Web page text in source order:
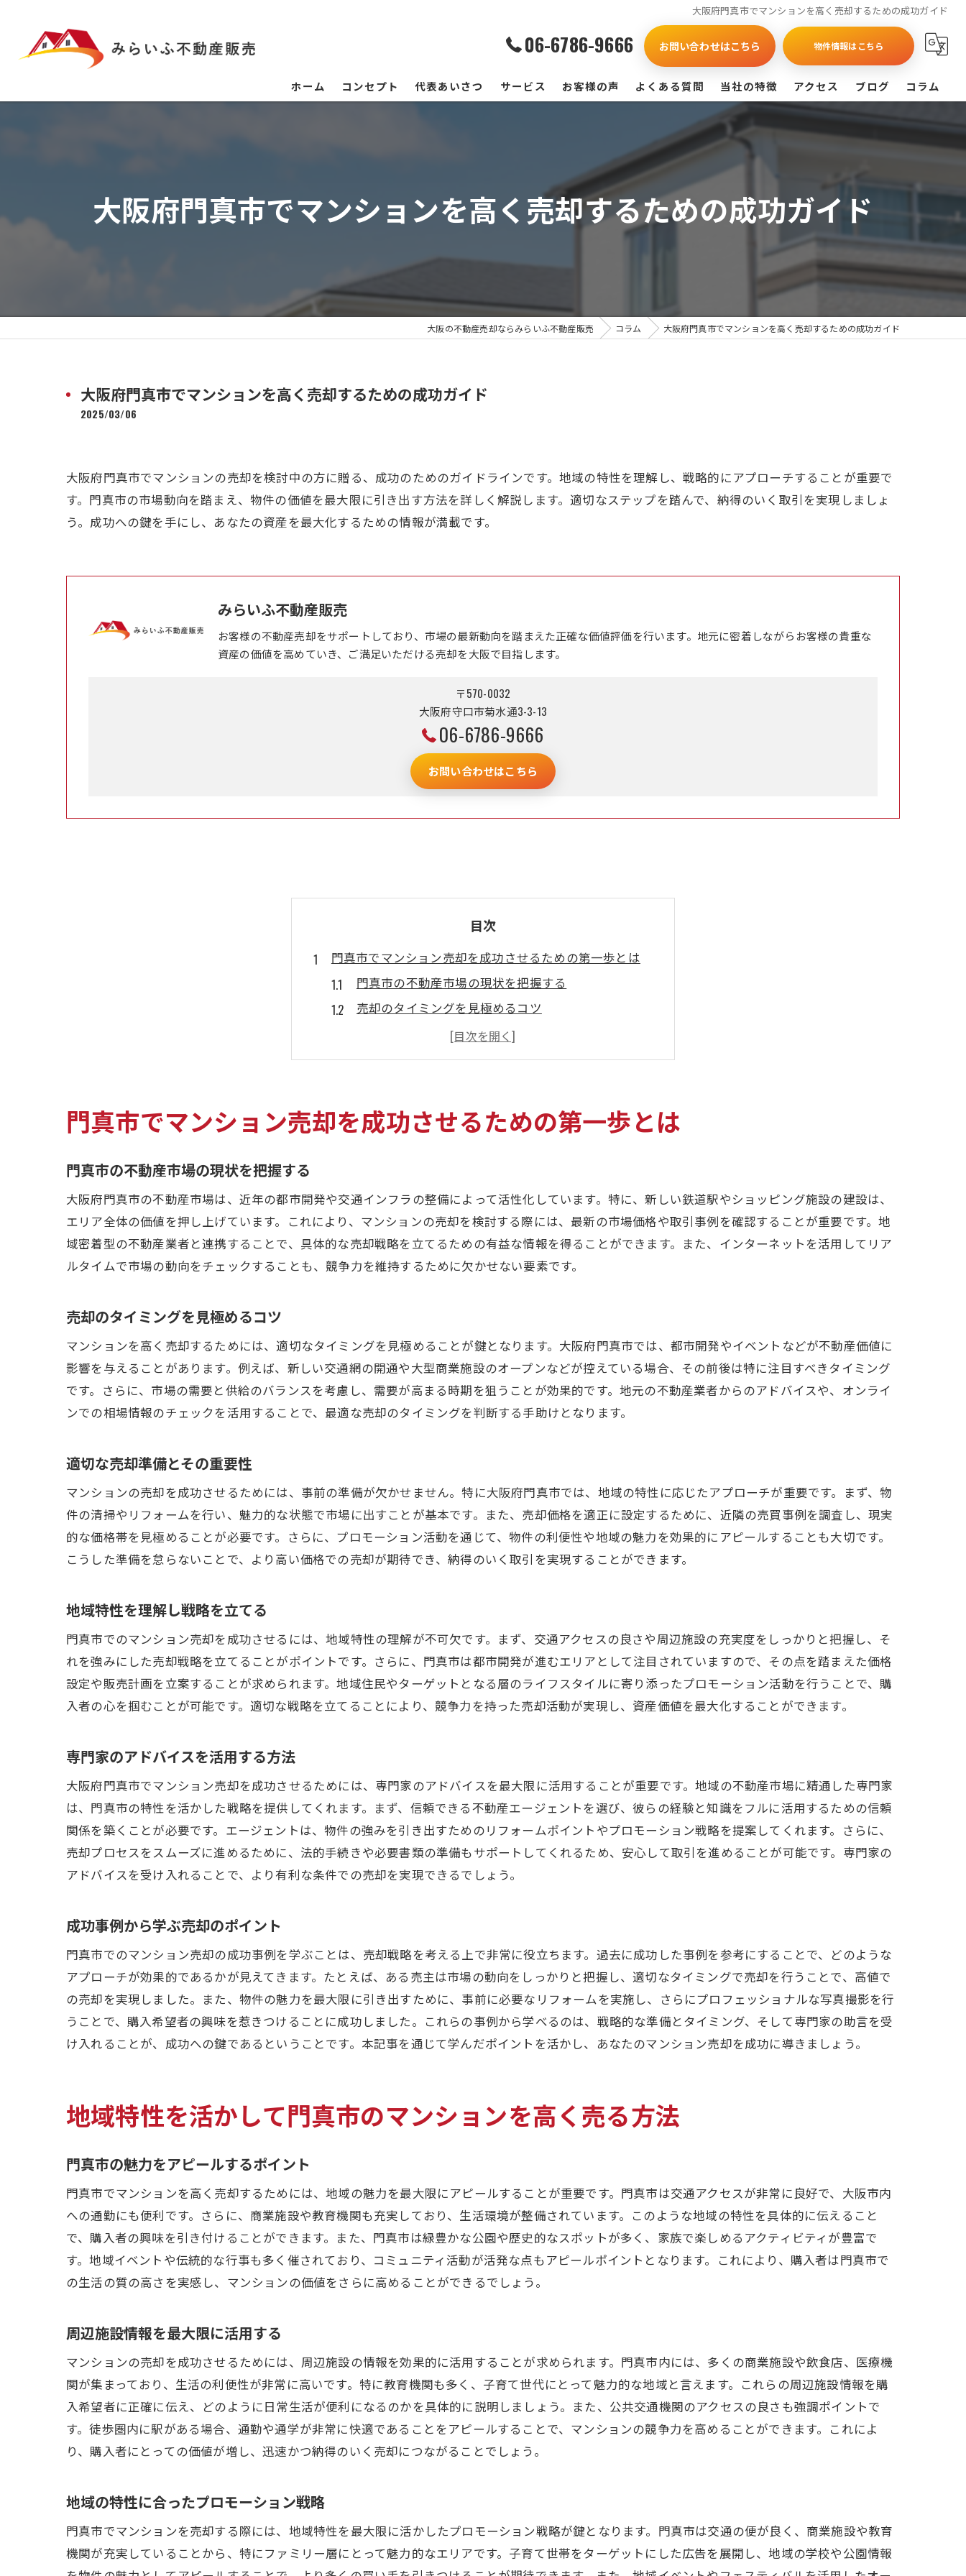
大阪府門真市でマンションを高く売却するための成功ガイド
06-6786-9666 お問い合わせはこちら 物件情報はこちら
ホーム コンセプト 代表あいさつ サービス お客様の声 よくある質問 当社の特徴
買取
戸建て
マンション
アクセス ブログ コラム
大阪府門真市でマンションを高く売却するための成功ガイド
大阪の不動産売却ならみらいふ不動産販売 コラム 大阪府門真市でマンションを高く売却するための成功ガイド
大阪府門真市でマンションを高く売却するための成功ガイド
2025/03/06
大阪府門真市でマンションの売却を検討中の方に贈る、成功のためのガイドラインです。地域の特性を理解し、戦略的にアプローチすることが重要で
す。門真市の市場動向を踏まえ、物件の価値を最大限に引き出す方法を詳しく解説します。適切なステップを踏んで、納得のいく取引を実現しましょ
う。成功への鍵を手にし、あなたの資産を最大化するための情報が満載です。
みらいふ不動産販売
お客様の不動産売却をサポートしており、市場の最新動向を踏まえた正確な価値評価を行います。地元に密着しながらお客様の貴重な
資産の価値を高めていき、ご満足いただける売却を大阪で目指します。
〒570-0032
大阪府守口市菊水通3-3-13
06-6786-9666
お問い合わせはこちら
目次
門真市でマンション売却を成功させるための第一歩とは
門真市の不動産市場の現状を把握する
売却のタイミングを見極めるコツ
適切な売却準備とその重要性
地域特性を理解し戦略を立てる
成功事例から学ぶ売却のポイント
地域特性を活かして門真市のマンションを高く売る方法
地域の特性に合ったプロモーション戦略
マンションの特性を生かした広告展開
地域コミュニティへの参加とその効果
データを活用した価格設定術
需要と供給のバランスを考慮する
競合物件との差別化ポイント
門真市のマンション売却で最大の価値を引き出す戦略とは
物件の価値を最大化するリフォーム術
プロフェッショナルな写真撮影の重要性
効果的なインターネット広告の活用法
小さな工夫で大きな価値を生む方法
納得の取引を実現する門真市のマンション売却ガイド
交渉力を高めるための準備
法律と契約に関する基本知識
購入者とのコミュニケーションのコツ
売却後の手続きをスムーズに進める方法
門真市でマンションを売却する際の重要なステップ
売却の目的を明確にする
売却後の手続きと注意点
次のステップへの準備と計画
門真市の不動産市場を理解して賢くマンションを売る
地域市場の動向を徹底分析
購入希望者の心理を掴む戦略
資産を最大化する門真市のマンション売却成功術
現状分析と改善策の立案
時間をかけずに売却するテクニック
リスクを最小限にする取引方法
将来の資産形成を見据えた売却戦略
門真市でマンション売却を成功させるための第一歩とは
門真市の不動産市場の現状を把握する
大阪府門真市の不動産市場は、近年の都市開発や交通インフラの整備によって活性化しています。特に、新しい鉄道駅やショッピング施設の建設は、
エリア全体の価値を押し上げています。これにより、マンションの売却を検討する際には、最新の市場価格や取引事例を確認することが重要です。地
域密着型の不動産業者と連携することで、具体的な売却戦略を立てるための有益な情報を得ることができます。また、インターネットを活用してリア
ルタイムで市場の動向をチェックすることも、競争力を維持するために欠かせない要素です。
売却のタイミングを見極めるコツ
マンションを高く売却するためには、適切なタイミングを見極めることが鍵となります。大阪府門真市では、都市開発やイベントなどが不動産価値に
影響を与えることがあります。例えば、新しい交通網の開通や大型商業施設のオープンなどが控えている場合、その前後は特に注目すべきタイミング
です。さらに、市場の需要と供給のバランスを考慮し、需要が高まる時期を狙うことが効果的です。地元の不動産業者からのアドバイスや、オンライ
ンでの相場情報のチェックを活用することで、最適な売却のタイミングを判断する手助けとなります。
適切な売却準備とその重要性
マンションの売却を成功させるためには、事前の準備が欠かせません。特に大阪府門真市では、地域の特性に応じたアプローチが重要です。まず、物
件の清掃やリフォームを行い、魅力的な状態で市場に出すことが基本です。また、売却価格を適正に設定するために、近隣の売買事例を調査し、現実
的な価格帯を見極めることが必要です。さらに、プロモーション活動を通じて、物件の利便性や地域の魅力を効果的にアピールすることも大切です。
こうした準備を怠らないことで、より高い価格での売却が期待でき、納得のいく取引を実現することができます。
地域特性を理解し戦略を立てる
門真市でのマンション売却を成功させるには、地域特性の理解が不可欠です。まず、交通アクセスの良さや周辺施設の充実度をしっかりと把握し、そ
れを強みにした売却戦略を立てることがポイントです。さらに、門真市は都市開発が進むエリアとして注目されていますので、その点を踏まえた価格
設定や販売計画を立案することが求められます。地域住民やターゲットとなる層のライフスタイルに寄り添ったプロモーション活動を行うことで、購
入者の心を掴むことが可能です。適切な戦略を立てることにより、競争力を持った売却活動が実現し、資産価値を最大化することができます。
専門家のアドバイスを活用する方法
大阪府門真市でマンション売却を成功させるためには、専門家のアドバイスを最大限に活用することが重要です。地域の不動産市場に精通した専門家
は、門真市の特性を活かした戦略を提供してくれます。まず、信頼できる不動産エージェントを選び、彼らの経験と知識をフルに活用するための信頼
関係を築くことが必要です。エージェントは、物件の強みを引き出すためのリフォームポイントやプロモーション戦略を提案してくれます。さらに、
売却プロセスをスムーズに進めるために、法的手続きや必要書類の準備もサポートしてくれるため、安心して取引を進めることが可能です。専門家の
アドバイスを受け入れることで、より有利な条件での売却を実現できるでしょう。
成功事例から学ぶ売却のポイント
門真市でのマンション売却の成功事例を学ぶことは、売却戦略を考える上で非常に役立ちます。過去に成功した事例を参考にすることで、どのような
アプローチが効果的であるかが見えてきます。たとえば、ある売主は市場の動向をしっかりと把握し、適切なタイミングで売却を行うことで、高値で
の売却を実現しました。また、物件の魅力を最大限に引き出すために、事前に必要なリフォームを実施し、さらにプロフェッショナルな写真撮影を行
うことで、購入希望者の興味を惹きつけることに成功しました。これらの事例から学べるのは、戦略的な準備とタイミング、そして専門家の助言を受
け入れることが、成功への鍵であるということです。本記事を通じて学んだポイントを活かし、あなたのマンション売却を成功に導きましょう。
地域特性を活かして門真市のマンションを高く売る方法
門真市の魅力をアピールするポイント
門真市でマンションを高く売却するためには、地域の魅力を最大限にアピールすることが重要です。門真市は交通アクセスが非常に良好で、大阪市内
への通勤にも便利です。さらに、商業施設や教育機関も充実しており、生活環境が整備されています。このような地域の特性を具体的に伝えること
で、購入者の興味を引き付けることができます。また、門真市は緑豊かな公園や歴史的なスポットが多く、家族で楽しめるアクティビティが豊富で
す。地域イベントや伝統的な行事も多く催されており、コミュニティ活動が活発な点もアピールポイントとなります。これにより、購入者は門真市で
の生活の質の高さを実感し、マンションの価値をさらに高めることができるでしょう。
周辺施設情報を最大限に活用する
マンションの売却を成功させるためには、周辺施設の情報を効果的に活用することが求められます。門真市内には、多くの商業施設や飲食店、医療機
関が集まっており、生活の利便性が非常に高いです。特に教育機関も多く、子育て世代にとって魅力的な地域と言えます。これらの周辺施設情報を購
入希望者に正確に伝え、どのように日常生活が便利になるのかを具体的に説明しましょう。また、公共交通機関のアクセスの良さも強調ポイントで
す。徒歩圏内に駅がある場合、通勤や通学が非常に快適であることをアピールすることで、マンションの競争力を高めることができます。これによ
り、購入者にとっての価値が増し、迅速かつ納得のいく売却につながることでしょう。
地域の特性に合ったプロモーション戦略
門真市でマンションを売却する際には、地域特性を最大限に活かしたプロモーション戦略が鍵となります。門真市は交通の便が良く、商業施設や教育
機関が充実していることから、特にファミリー層にとって魅力的なエリアです。子育て世帯をターゲットにした広告を展開し、地域の学校や公園情報